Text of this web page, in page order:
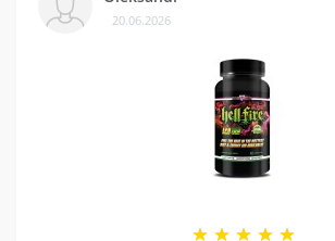
20.06.2026